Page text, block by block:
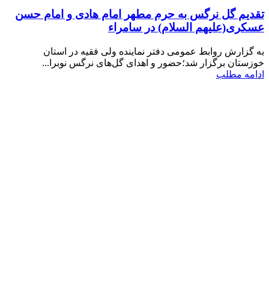
تقدیم گل نرگس به حرم مطهر امام هادی و امام حسن
عسکری(علیهم السلام) در سامراء
به گزارش روابط عمومی دفتر نماینده ولی فقیه در استان
خوزستان برگزار شد؛حضور و اهدای گل‌های نرگس نوبرا...
ادامه مطلب